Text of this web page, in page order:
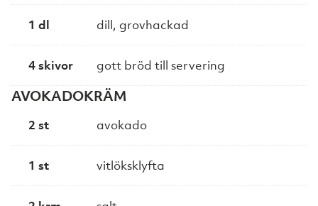
1 dl dill, grovhackad
4 skivor gott bröd till servering
AVOKADOKRÄM
2 st avokado
1 st vitlöksklyfta